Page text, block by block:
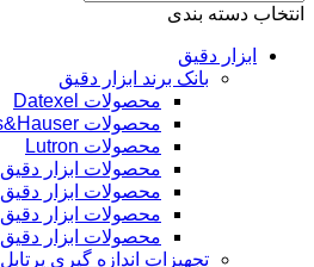
انتخاب دسته بندی
ابزار دقیق
بانک برند ابزار دقیق
محصولات Datexel
محصولات Endress&Hauser
محصولات Lutron
محصولات ابزار دقیق Delta
محصولات ابزار دقیق Hogller
محصولات ابزار دقیق Rosemount Emerson
محصولات ابزار دقیق Sensys
تجهیزات اندازه گیری پرتابل